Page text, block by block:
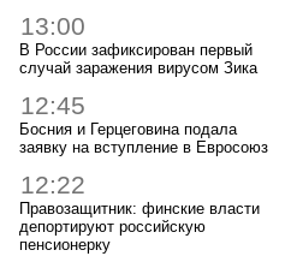
13:00
В России зафиксирован первый
случай заражения вирусом Зика
12:45
Босния и Герцеговина подала
заявку на вступление в Евросоюз
12:22
Правозащитник: финские власти
депортируют российскую
пенсионерку